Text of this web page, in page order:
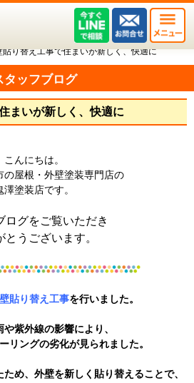
貼り替え工事で住まいが新しく、快適に
タッフブログ
まいが新しく、快適に
こんにちは。
の屋根・外壁塗装専門店の
澤塗装店です。
ログをご覧いただき
とうございます。
貼り替え工事を行いました。
紫外線の影響により、
リングの劣化が見られました。
め、外壁を新しく貼り替えることで、